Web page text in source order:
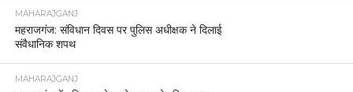
MAHARAJGANJ
महराजगंज: संविधान दिवस पर पुलिस अधीक्षक ने दिलाई
संवैधानिक शपथ
MAHARAJGANJ